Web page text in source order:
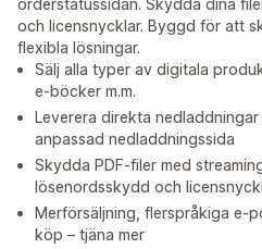
orderstatussidan. Skydda dina
och licensnycklar. Byggd för att
flexibla lösningar.
Sälj alla typer av digitala
e-böcker m.m.
Leverera direkta
anpassad nedladdningssida
Skydda PDF-filer med
lösenordsskydd och
Merförsäljning, flerspråkiga e-
köp – tjäna mer